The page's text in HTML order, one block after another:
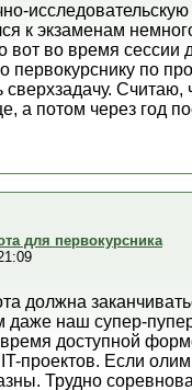
к экзаменам
вот во время сессии
первокурснику по
сверхзадачу.
а потом через год
для первокурсника
должна
даже наш супер-
доступной
IT-проектов. Если
Трудно